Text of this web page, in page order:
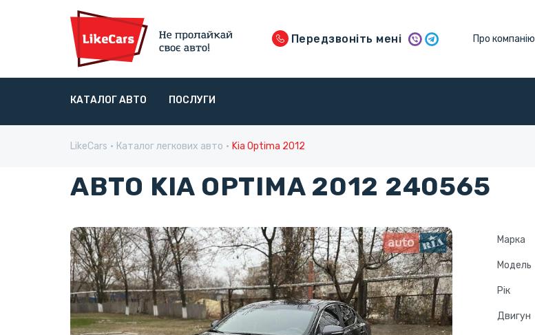
Передзвоніть мені Про компанію
КАТАЛОГ АВТО ПОСЛУГИ
LikeCars Каталог легкових авто Kia Optima 2012
АВТО KIA OPTIMA 2012 240565
Марка
Модель
Рік
Двигун